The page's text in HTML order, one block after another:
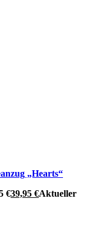
„Hearts“
€39,95 €Aktueller